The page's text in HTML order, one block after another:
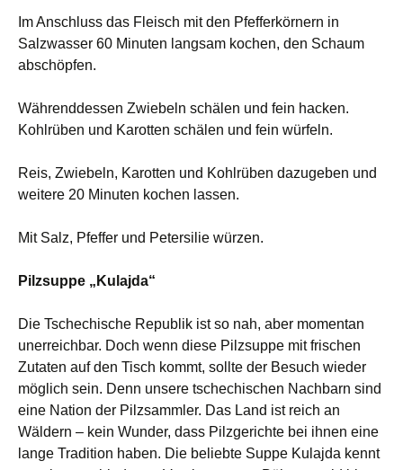
Im Anschluss das Fleisch mit den Pfefferkörnern in
Salzwasser 60 Minuten langsam kochen, den Schaum
abschöpfen.
Währenddessen Zwiebeln schälen und fein hacken.
Kohlrüben und Karotten schälen und fein würfeln.
Reis, Zwiebeln, Karotten und Kohlrüben dazugeben und
weitere 20 Minuten kochen lassen.
Mit Salz, Pfeffer und Petersilie würzen.
Pilzsuppe „Kulajda“
Die Tschechische Republik ist so nah, aber momentan
unerreichbar. Doch wenn diese Pilzsuppe mit frischen
Zutaten auf den Tisch kommt, sollte der Besuch wieder
möglich sein. Denn unsere tschechischen Nachbarn sind
eine Nation der Pilzsammler. Das Land ist reich an
Wäldern – kein Wunder, dass Pilzgerichte bei ihnen eine
lange Tradition haben. Die beliebte Suppe Kulajda kennt